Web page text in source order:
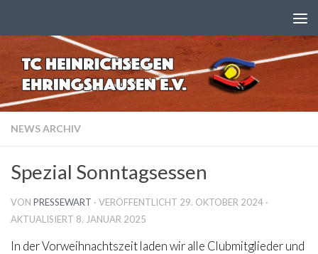
NEWS ARCHIV
Spezial Sonntagsessen
VON PRESSEWART · VERÖFFENTLICHT 29. OKTOBER 2024 ·
AKTUALISIERT 8. JANUAR 2025
In der Vorweihnachtszeit laden wir alle Clubmitglieder und